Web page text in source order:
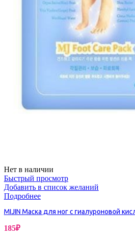
Нет в наличии
Быстрый просмотр
Добавить в список желаний
Подробнее
MIJIN Маска для ног с гиалуроновой
185₽